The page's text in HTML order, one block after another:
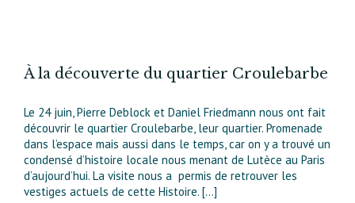
et
des
sera
difficile
dans
le
quartier
Croulebarbe
À la découverte du quartier Croulebarbe
Le 24 juin, Pierre Deblock et Daniel Friedmann nous ont fait
découvrir le quartier Croulebarbe, leur quartier. Promenade
dans l’espace mais aussi dans le temps, car on y a trouvé un
condensé d’histoire locale nous menant de Lutèce au Paris
d’aujourd’hui. La visite nous a permis de retrouver les
vestiges actuels de cette Histoire. […]